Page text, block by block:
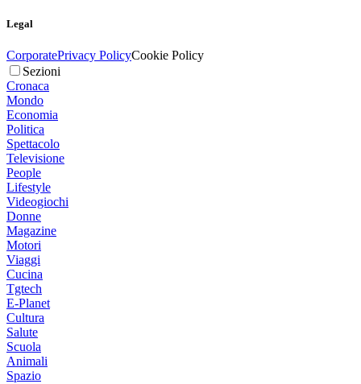
Legal
CorporatePrivacy PolicyCookie Policy
Sezioni
Cronaca
Mondo
Economia
Politica
Spettacolo
Televisione
People
Lifestyle
Videogiochi
Donne
Magazine
Motori
Viaggi
Cucina
Tgtech
E-Planet
Cultura
Salute
Scuola
Animali
Spazio